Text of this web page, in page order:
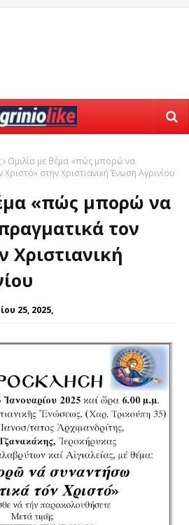
Ομιλία με θέμα «πώς μπορώ να
στην Χριστιανική Ένωση Αγρινίου
«πώς μπορώ να
τον
Χριστιανική
25, 2025,